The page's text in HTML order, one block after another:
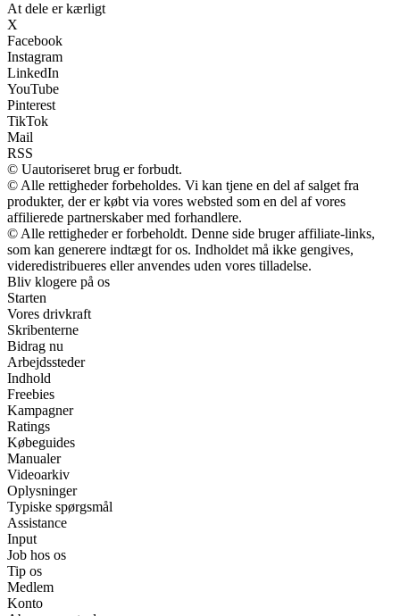
At dele er kærligt
X
Facebook
Instagram
LinkedIn
YouTube
Pinterest
TikTok
Mail
RSS
© Uautoriseret brug er forbudt.
© Alle rettigheder forbeholdes. Vi kan tjene en del af salget fra
produkter, der er købt via vores websted som en del af vores
affilierede partnerskaber med forhandlere.
© Alle rettigheder er forbeholdt. Denne side bruger affiliate-links,
som kan generere indtægt for os. Indholdet må ikke gengives,
videredistribueres eller anvendes uden vores tilladelse.
Bliv klogere på os
Starten
Vores drivkraft
Skribenterne
Bidrag nu
Arbejdssteder
Indhold
Freebies
Kampagner
Ratings
Købeguides
Manualer
Videoarkiv
Oplysninger
Typiske spørgsmål
Assistance
Input
Job hos os
Tip os
Medlem
Konto